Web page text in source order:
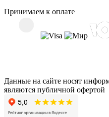
Принимаем к оплате
Данные на сайте носят
являются публичной офертой